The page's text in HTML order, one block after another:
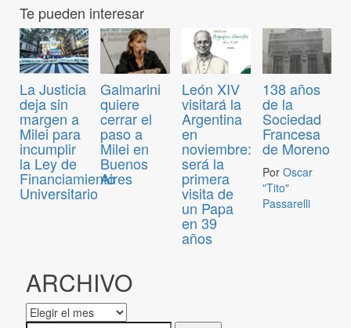
Te pueden interesar
La Justicia
deja sin
margen a
Milei para
incumplir
la Ley de
Financiamiento
Universitario
Galmarini
quiere
cerrar el
paso a
Milei en
Buenos
Aires
León XIV
visitará la
Argentina
en
noviembre:
será la
primera
visita de
un Papa
en 39
años
138 años
de la
Sociedad
Francesa
de Moreno
Por Oscar
"Tito"
Passarelli
ARCHIVO